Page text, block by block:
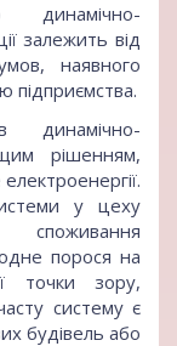
динамічно-
залежить від
наявного
підприємства.
динамічно-
рішенням,
у цеху
споживання
порося на
точки зору,
систему є
будівель або